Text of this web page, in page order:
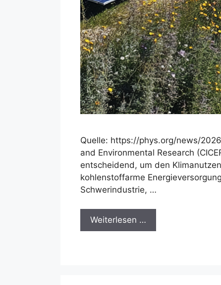
Quelle: https://phys.org/news/
and Environmental Research
entscheidend, um den
kohlenstoffarme
Schwerindustrie, …
Weiterlesen …